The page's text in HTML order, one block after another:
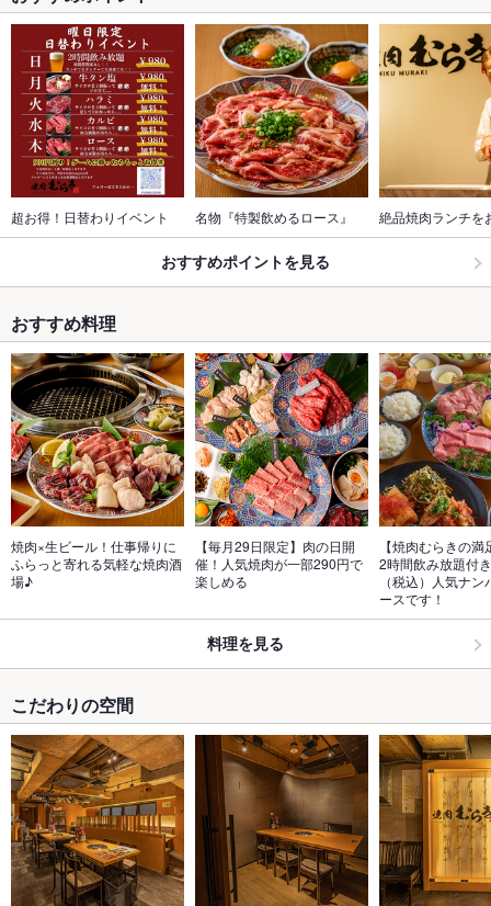
超お得！日替わりイベント 名物『特製飲めるロース』 絶品焼肉ランチを
おすすめポイントを見る
おすすめ料理
焼肉×生ビール！仕事帰りに
ふらっと寄れる気軽な焼肉酒
場♪
【毎月29日限定】肉の日開
催！人気焼肉が一部290円で
楽しめる
【焼肉むらきの
2時間飲み放題付
（税込）人気ナ
ースです！
料理を見る
こだわりの空間